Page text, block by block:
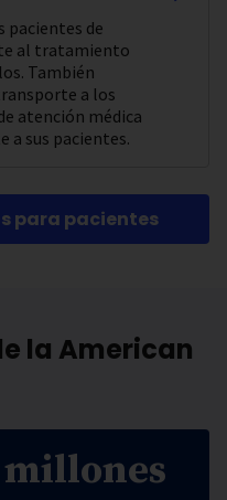
pacientes de
al tratamiento
También
a los
atención médica
a sus pacientes.
para pacientes
la American
millones